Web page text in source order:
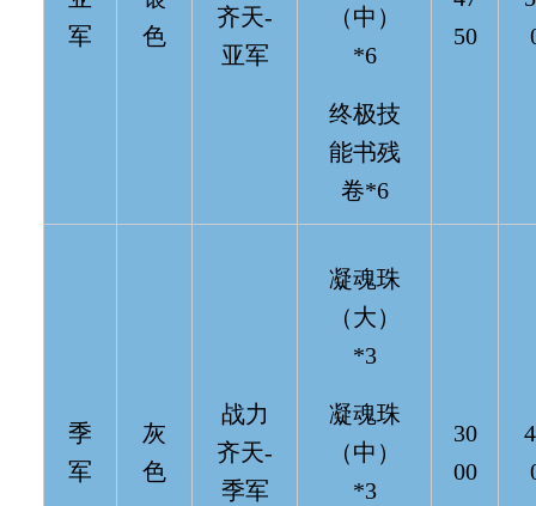
军
色
齐天-
亚军
（中）
*6
终极技
能书残
卷*6
50
季
军
灰
色
战力
齐天-
季军
凝魂珠
（大）
*3
凝魂珠
（中）
*3
30
00